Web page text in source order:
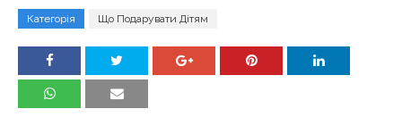
Категорія Що Подарувати Дітям